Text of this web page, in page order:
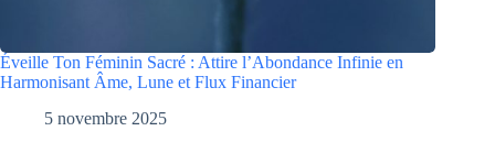
Éveille Ton Féminin Sacré : Attire l’Abondance Infinie en
Harmonisant Âme, Lune et Flux Financier
5 novembre 2025